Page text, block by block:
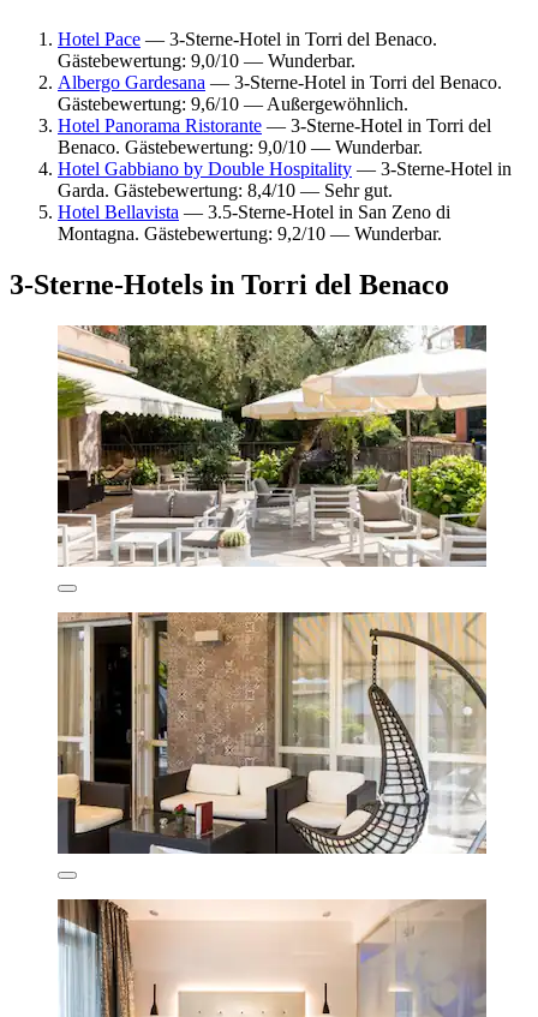
Hotel Pace — 3-Sterne-Hotel in Torri del Benaco.
Gästebewertung: 9,0/10 — Wunderbar.
Albergo Gardesana — 3-Sterne-Hotel in Torri del Benaco.
Gästebewertung: 9,6/10 — Außergewöhnlich.
Hotel Panorama Ristorante — 3-Sterne-Hotel in Torri del
Benaco. Gästebewertung: 9,0/10 — Wunderbar.
Hotel Gabbiano by Double Hospitality — 3-Sterne-Hotel in
Garda. Gästebewertung: 8,4/10 — Sehr gut.
Hotel Bellavista — 3.5-Sterne-Hotel in San Zeno di
Montagna. Gästebewertung: 9,2/10 — Wunderbar.
3-Sterne-Hotels in Torri del Benaco